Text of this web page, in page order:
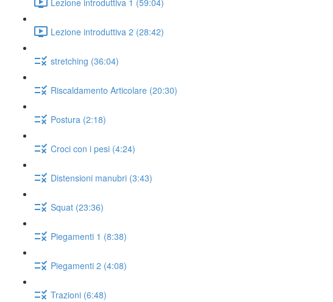
Lezione introduttiva 2 (28:42)
stretching (36:04)
Riscaldamento Articolare (20:30)
Postura (2:18)
Croci con i pesi (4:24)
Distensioni manubri (3:43)
Squat (23:36)
Piegamenti 1 (8:38)
Piegamenti 2 (4:08)
Trazioni (6:48)